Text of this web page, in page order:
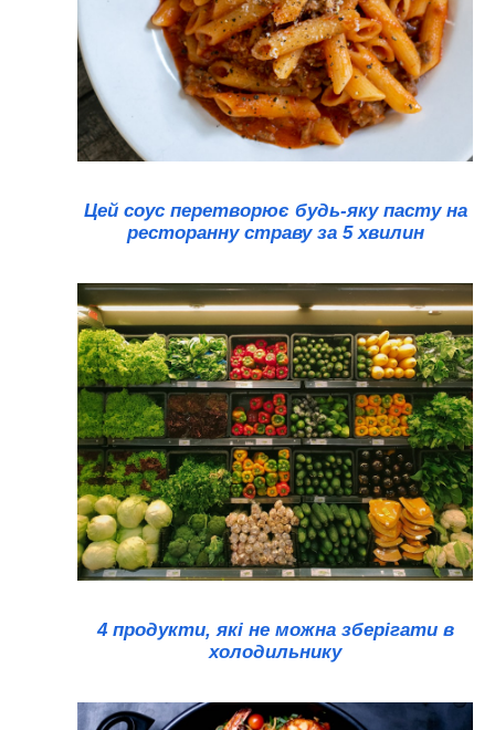
Цей соус перетворює будь-яку пасту на
ресторанну страву за 5 хвилин
4 продукти, які не можна зберігати в
холодильнику